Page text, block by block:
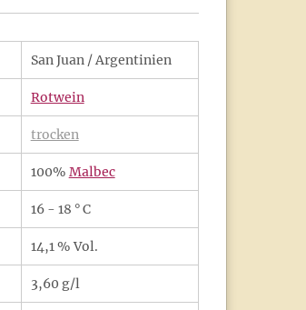
San Juan / Argentinien
Rotwein
trocken
100% Malbec
16 - 18 ° C
14,1 % Vol.
3,60 g/l